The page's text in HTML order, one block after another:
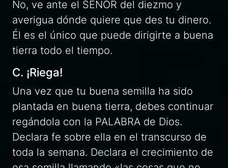
No, ve ante el SEÑOR del diezmo y
averigua dónde quiere que des tu dinero.
Él es el único que puede dirigirte a buena
tierra todo el tiempo.
C. ¡Riega!
Una vez que tu buena semilla ha sido
plantada en buena tierra, debes continuar
regándola con la PALABRA de Dios.
Declara fe sobre ella en el transcurso de
toda la semana. Declara el crecimiento de